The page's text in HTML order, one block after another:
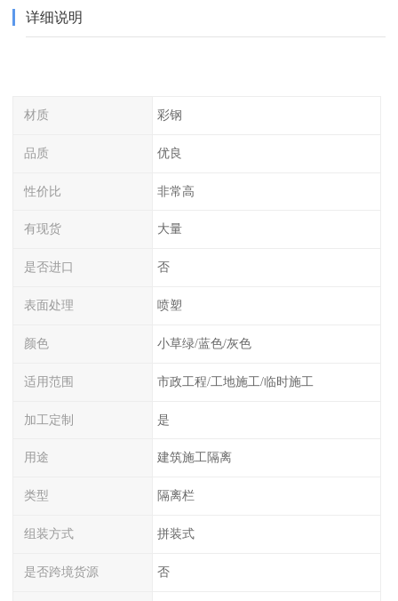
详细说明
材质 彩钢
品质 优良
性价比 非常高
有现货 大量
是否进口 否
表面处理 喷塑
颜色 小草绿/蓝色/灰色
适用范围 市政工程/工地施工/临时施工
加工定制 是
用途 建筑施工隔离
类型 隔离栏
组装方式 拼装式
是否跨境货源 否